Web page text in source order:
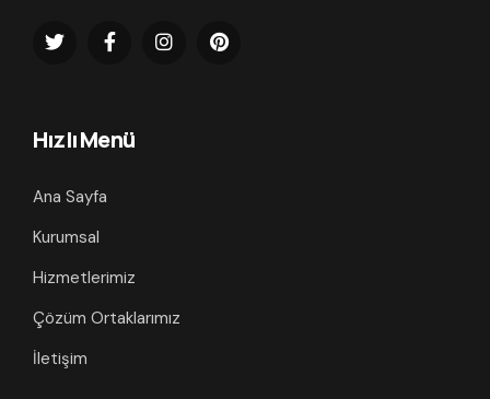
Hızlı Menü
Ana Sayfa
Kurumsal
Hizmetlerimiz
Çözüm Ortaklarımız
İletişim